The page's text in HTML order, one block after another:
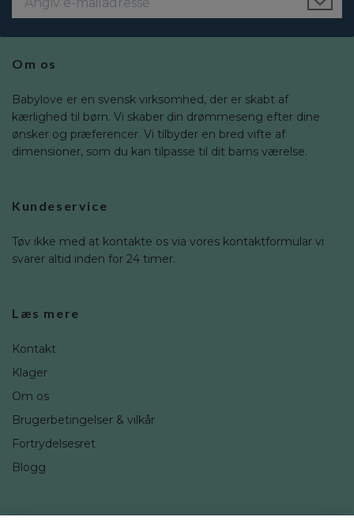
Om os
Babylove er en svensk virksomhed, der er skabt af
kærlighed til børn. Vi skaber din drømmeseng efter dine
ønsker og præferencer. Vi tilbyder en bred vifte af
dimensioner, som du kan tilpasse til dit barns værelse.
Kundeservice
Tøv ikke med at kontakte os via vores kontaktformular vi
svarer altid inden for 24 timer.
Læs mere
Kontakt
Klager
Om os
Brugerbetingelser & vilkår
Fortrydelsesret
Blogg